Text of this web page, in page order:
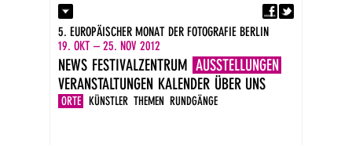
Kontakt
Presse
Impressum
DE
EN
5. EUROPÄISCHER MONAT DER FOTOGRAFIE BERLIN
19. OKT – 25. NOV 2012
NEWS FESTIVALZENTRUM AUSSTELLUNGEN
ORTE KÜNSTLER THEMEN RUNDGÄNGE
VERANSTALTUNGEN KALENDER ÜBER UNS